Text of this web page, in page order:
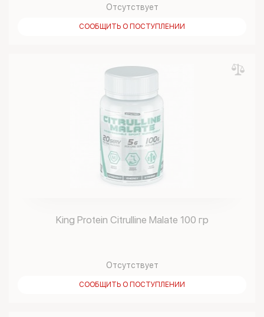
Отсутствует
СООБЩИТЬ О ПОСТУПЛЕНИИ
King Protein Citrulline Malate 100 гр
Отсутствует
СООБЩИТЬ О ПОСТУПЛЕНИИ